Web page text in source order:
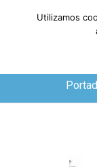
Utilizamos